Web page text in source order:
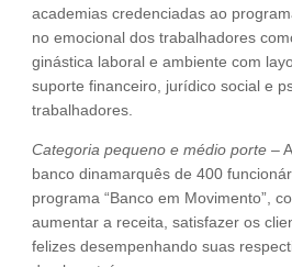
academias credenciadas ao
no emocional dos trabalhadores
ginástica laboral e ambiente com
suporte financeiro, jurídico social e
trabalhadores.
Categoria pequeno e médio porte –
banco dinamarquês de 400
programa “Banco em Movimento”,
aumentar a receita, satisfazer os
felizes desempenhando suas